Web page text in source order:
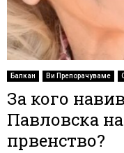
Балкан Ви Препорачуваме
За кого
Павловска
првенство?